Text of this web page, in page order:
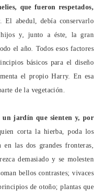
que fueron respetados,
. El abedul, debía conservarlo
y, junto a éste, la gran
el año. Todos esos factores
básicos para el diseño
el propio Harry. En esa
de la vegetación.
un jardín que sienten y, por
corta la hierba, poda los
las dos grandes fronteras,
demasiado y se molesten
bellos contrastes; vivaces
de otoño; plantas que